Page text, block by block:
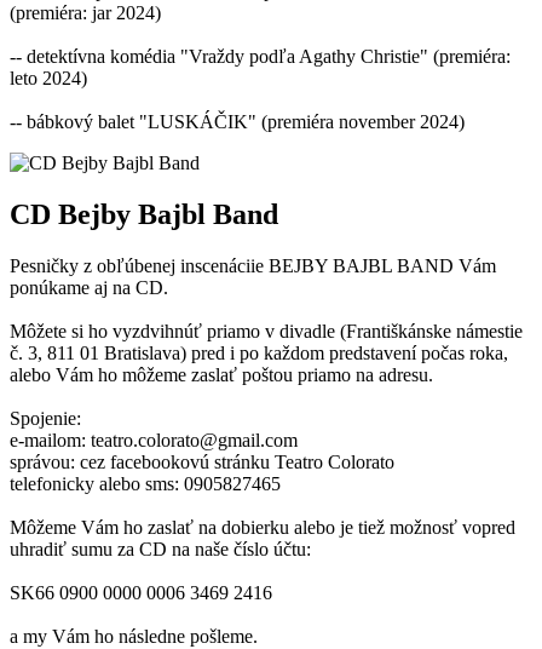
(premiéra: jar 2024)
-- detektívna komédia "Vraždy podľa Agathy Christie" (premiéra:
leto 2024)
-- bábkový balet "LUSKÁČIK" (premiéra november 2024)
CD Bejby Bajbl Band
Pesničky z obľúbenej inscenáciie BEJBY BAJBL BAND Vám
ponúkame aj na CD.
Môžete si ho vyzdvihnúť priamo v divadle (Františkánske námestie
č. 3, 811 01 Bratislava) pred i po každom predstavení počas roka,
alebo Vám ho môžeme zaslať poštou priamo na adresu.
Spojenie:
e-mailom: teatro.colorato@gmail.com
správou: cez facebookovú stránku Teatro Colorato
telefonicky alebo sms: 0905827465
Môžeme Vám ho zaslať na dobierku alebo je tiež možnosť vopred
uhradiť sumu za CD na naše číslo účtu:
SK66 0900 0000 0006 3469 2416
a my Vám ho následne pošleme.